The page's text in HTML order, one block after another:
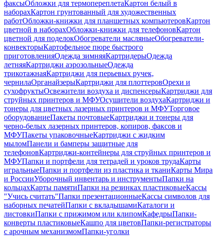
факсыОбложки для термопереплетаКартон белый в
наборахКартон грунтованный для художественных
работОбложки-книжки для планшетных компьютеровКартон
цветной в наборахОбложки-книжки для телефоновКартон
цветной для поделокОбогреватели масляныеОбогреватели-
конвекторыКартофельное пюре быстрого
приготовленияОдежда зимняяКартридерыОдежда
летняяКартриджи аэрозольныеОдежда
трикотажнаяКартриджи для перьевых ручек,
чернилаОрганайзерыКартриджи для плоттеровОрехи и
сухофруктыОсвежители воздуха и диспенсерыКартриджи для
струйных принтеров и МФУОсушители воздухаКартриджи и
тонеры для цветных лазерных принтеров и МФУТорговое
оборудованиеПакеты почтовыеКартриджи и тонеры для
черно-белых лазерных принтеров, копиров, факсов и
МФУПакеты упаковочныеКартриджи с жидким
мыломПанели и бамперы защитные для
телефоновКартриджи-контейнеры для струйных принтеров и
МФУПапки и портфели для тетрадей и уроков трудаКарты
игральныеПапки и портфели из пластика и тканиКарты Мира
и РоссииУборочный инвентарь и инструментыПапки на
кольцахКарты памятиПапки на резинках пластиковыеКассы
"Учись считать"Папки презентационныеКассы символов для
наборных печатейПапки с вкладышамиКаталоги и
листовкиПапки с прижимом или клипомКафедрыПапки-
конверты пластиковыеКашпо для цветовПапки-регистраторы
с арочным механизмомПапки-уголки